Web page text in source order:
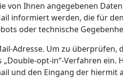
von Ihnen angegebenen
informiert werden, die für
oder technische
Adresse. Um zu überprüfen,
opt-in“-Verfahren
und den Eingang der